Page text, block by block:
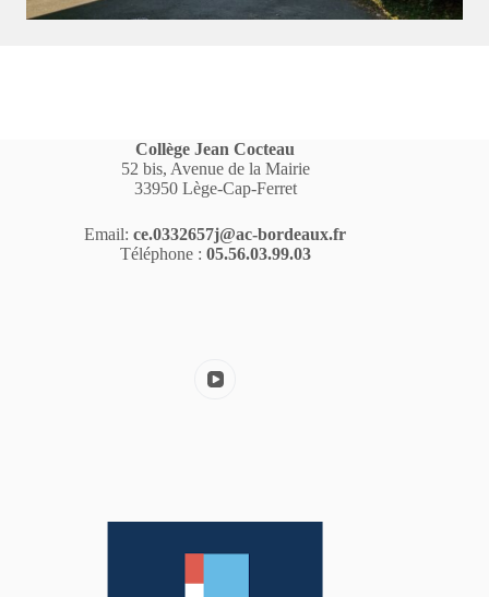
Collège Jean Cocteau
52 bis, Avenue de la Mairie
33950 Lège-Cap-Ferret
Email:ce.0332657j@ac-bordeaux.fr
Téléphone : 05.56.03.99.03